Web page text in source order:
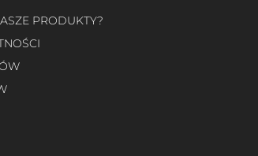
PRODUKTY?